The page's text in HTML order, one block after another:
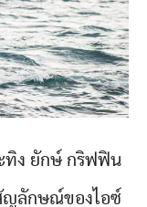
ทิง ยักษ์ กริฟฟิน
ญลักษณ์ของไอซ์